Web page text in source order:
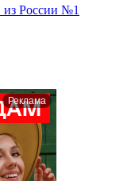
Реклама